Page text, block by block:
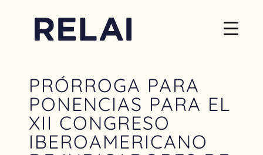
PRÓRROGA PARA
PONENCIAS PARA EL
XII CONGRESO
IBEROAMERICANO